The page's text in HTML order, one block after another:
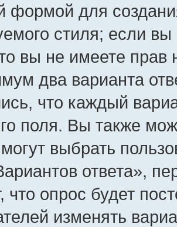
формой для
стиля; если
вы не имеете прав
два варианта
что каждый
поля. Вы также
выбрать
ответа»,
что опрос будет
изменять